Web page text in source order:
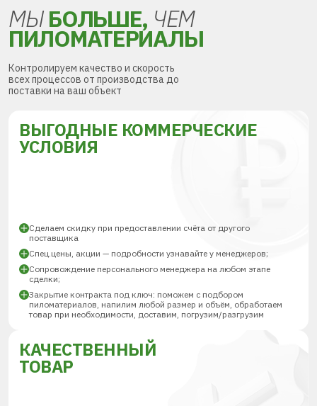
МЫБОЛЬШЕ, ЧЕМ
ПИЛОМАТЕРИАЛЫ
Контролируем качество и скорость
всех процессов от производства до
поставки на ваш объект
ВЫГОДНЫЕ КОММЕРЧЕСКИЕ
УСЛОВИЯ
Сделаем скидку при предоставлении счёта от другого
поставщика
Спец.цены, акции — подробности узнавайте у менеджеров;
Сопровождение персонального менеджера на любом этапе
сделки;
Закрытие контракта под ключ: поможем с подбором
пиломатериалов, напилим любой размер и объём, обработаем
товар при необходимости, доставим, погрузим/разгрузим
КАЧЕСТВЕННЫЙ
ТОВАР